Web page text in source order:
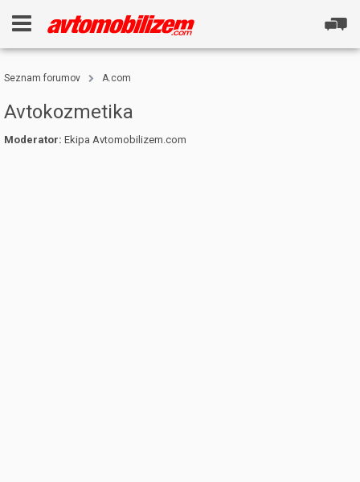
Seznam forumov A.com
Avtokozmetika
Moderator: Ekipa Avtomobilizem.com